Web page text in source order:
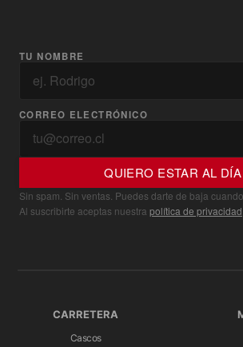
TU NOMBRE
CORREO ELECTRÓNICO
QUIERO ESTAR AL DÍA
Sin spam. Sin ventas. Puedes darte de baja
Al suscribirte aceptas nuestra política de privacidad
CARRETERA
Cascos